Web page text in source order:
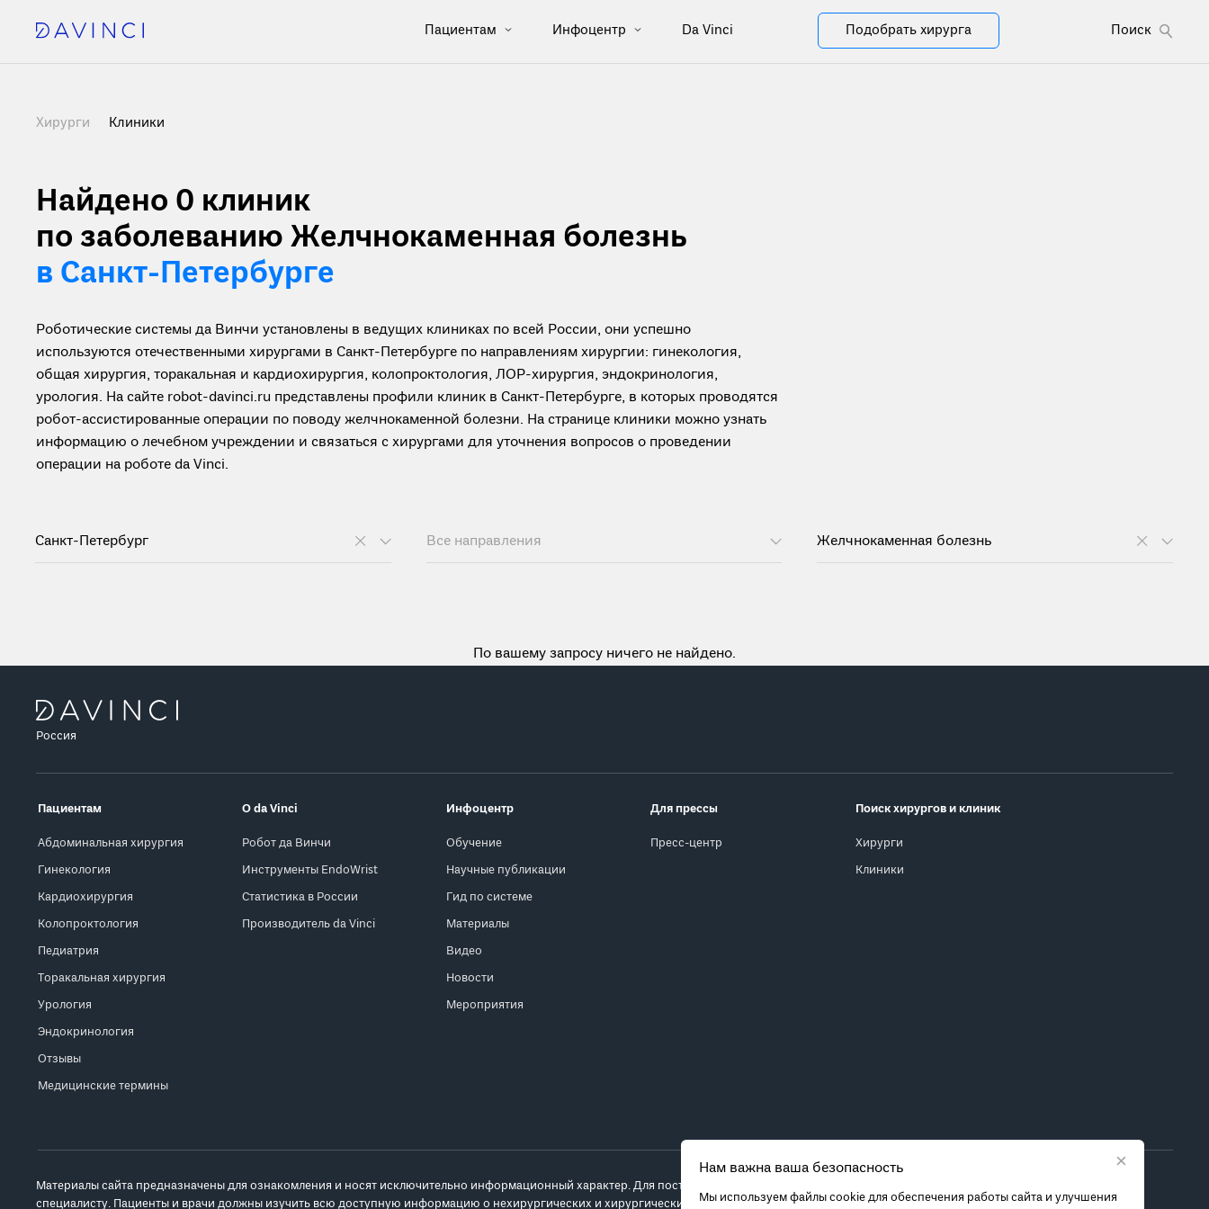
Пациентам Инфоцентр Da Vinci Подобрать хирурга Поиск
Хирурги Клиники
Найдено 0 клиник
по заболеванию Желчнокаменная болезнь
в Санкт-Петербурге
Роботические системы да Винчи установлены в ведущих клиниках по всей России, они успешно
используются отечественными хирургами в Санкт-Петербурге по направлениям хирургии: гинекология,
общая хирургия, торакальная и кардиохирургия, колопроктология, ЛОР-хирургия, эндокринология,
урология. На сайте robot-davinci.ru представлены профили клиник в Санкт-Петербурге, в которых проводятся
робот-ассистированные операции по поводу желчнокаменной болезни. На странице клиники можно узнать
информацию о лечебном учреждении и связаться с хирургами для уточнения вопросов о проведении
операции на роботе da Vinci.
Санкт-Петербург Все направления Желчнокаменная болезнь
По вашему запросу ничего не найдено.
×
Нам важна ваша безопасность
Мы используем файлы cookie для обеспечения работы сайта и улучшения
Россия
Пациентам
Абдоминальная хирургия
Гинекология
Кардиохирургия
Колопроктология
Педиатрия
Торакальная хирургия
Урология
Эндокринология
Отзывы
Медицинские термины
О da Vinci
Робот да Винчи
Инструменты EndoWrist
Статистика в России
Производитель da Vinci
Инфоцентр
Обучение
Научные публикации
Гид по системе
Материалы
Видео
Новости
Мероприятия
Для прессы
Пресс-центр
Поиск хирургов и клиник
Хирурги
Клиники
Материалы сайта предназначены для ознакомления и носят исключительно информационный характер. Для постановки диагноза и выбора метода лечения обратитесь за консультацией к
специалисту. Пациенты и врачи должны изучить всю доступную информацию о нехирургических и хирургических вариантах лечения и связанных с ними рисках, чтобы принять обоснованное